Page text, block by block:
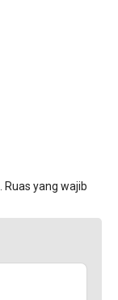
Ruas yang wajib